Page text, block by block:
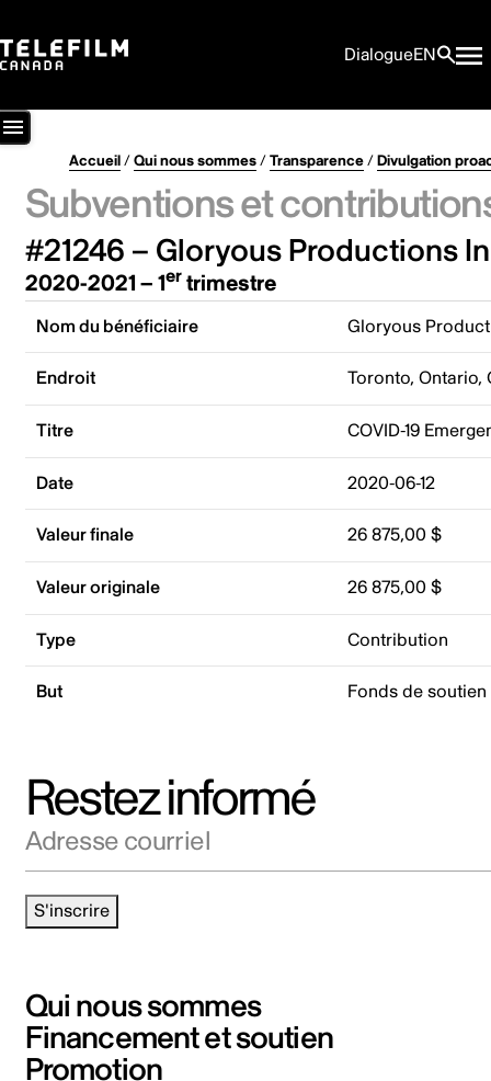
DialogueEN
Accueil/Qui nous sommes/Transparence/Divulgation
Subventions et
#21246 – Gloryous Productions
2020-2021 – 1ertrimestre
Nom du bénéficiaire Gloryous
Endroit Toronto, Ontario,
Titre COVID-19
Date 2020-06-12
Valeur finale 26 875,00 $
Valeur originale 26 875,00 $
Type Contribution
But Fonds de soutien
Restez informé
S'inscrire
Qui nous sommes
Financement et soutien
Promotion